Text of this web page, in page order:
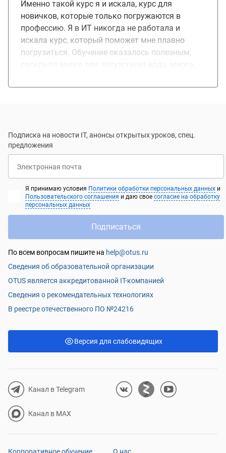
двигаться дальше, и где искать качественную
информацию по интересующим темам.
Курсовая работа, которая действительно
закрепила структуру полученных знаний,
выявив и тут же заполнив, пробелы.
Именно такой курс я и искала, курс для
новичков, которые только погружаются в
профессию. Я в ИТ никогда не работала и
искала курс, который поможет мне плавно
погрузиться. Обучение оказалось полезным,
закрепить полученные знания. Отдельное
студентам, объясняют доходчиво и понятно.
Курс рекомендую всем новичкам.
Канал в Telegram
Канал в MAX
Подписка на новости IT, анонсы открытых уроков, спец.
предложения
Электронная почта
Подписаться
Я принимаю условия Политики обработки персональных данных и
Пользовательского соглашения и даю свое согласие на обработку
персональных данных
По всем вопросам пишите на help@otus.ru
Сведения об образовательной организации
OTUS является аккредитованной IT-компанией
Сведения о рекомендательных технологиях
В реестре отечественного ПО №24216
Версия для слабовидящих